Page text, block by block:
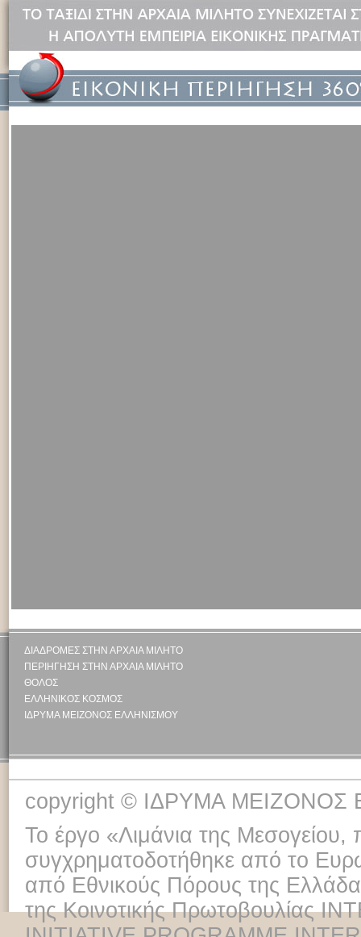
ΔΙΑΔΡΟΜΕΣ ΣΤΗΝ ΑΡΧΑΙΑ ΜΙΛΗΤΟ
ΠΕΡΙΗΓΗΣΗ ΣΤΗΝ ΑΡΧΑΙΑ ΜΙΛΗΤΟ
ΘΟΛΟΣ
ΕΛΛΗΝΙΚΟΣ ΚΟΣΜΟΣ
ΙΔΡΥΜΑ ΜΕΙΖΟΝΟΣ ΕΛΛΗΝΙΣΜΟΥ
copyright © ΙΔΡΥΜΑ
Το έργο «Λιμάνια της Μεσογείου,
συγχρηματοδοτήθηκε από το
από Εθνικούς Πόρους της
της Κοινοτικής Πρωτοβουλίας